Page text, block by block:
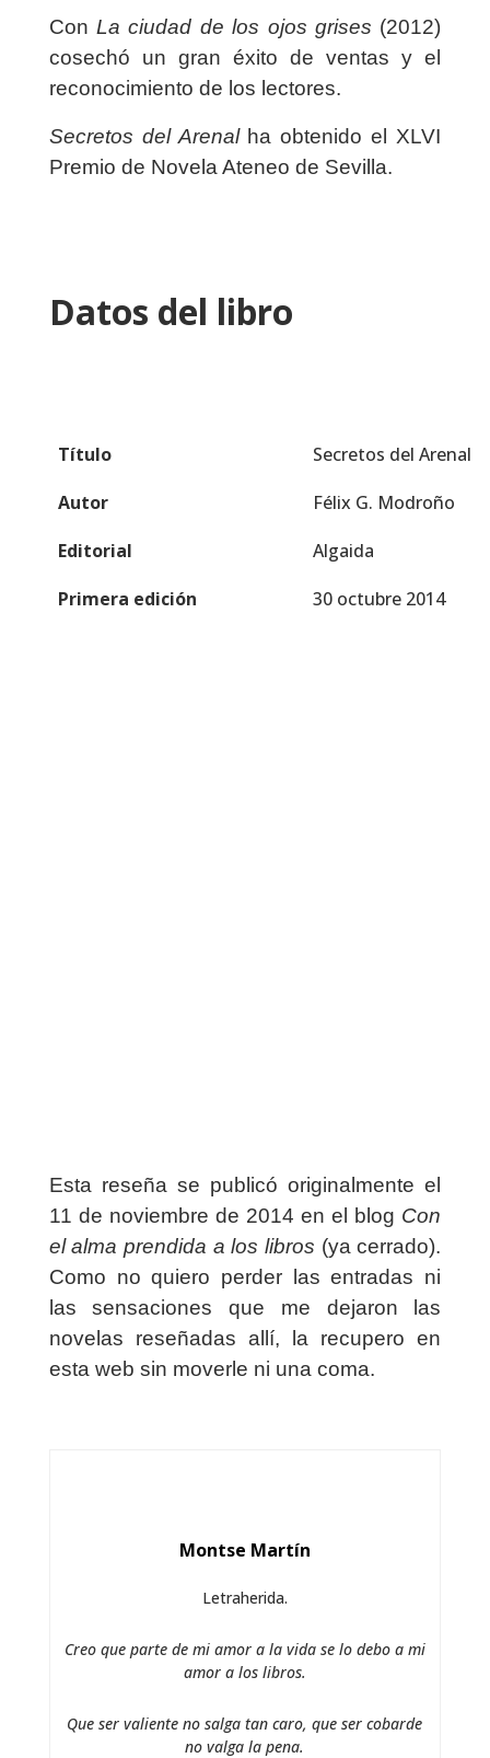
Con La ciudad de los ojos grises (2012)
cosechó un gran éxito de ventas y el
reconocimiento de los lectores.
Secretos del Arenalha obtenido el XLVI
Premio de Novela Ateneo de Sevilla.
Datos del libro
Título
Secretos del Arenal
Autor
Félix G. Modroño
Editorial
Algaida
Primera edición
30 octubre 2014
Esta reseña se publicó originalmente el
11 de noviembre de 2014 en el blog Con
el alma prendida a los libros (ya cerrado).
Como no quiero perder las entradas ni
las sensaciones que me dejaron las
novelas reseñadas allí, la recupero en
esta web sin moverle ni una coma.
Montse Martín
Letraherida.
Creo que parte de mi amor a la vida se lo debo a mi
amor a los libros.
Que ser valiente no salga tan caro, que ser cobarde
no valga la pena.